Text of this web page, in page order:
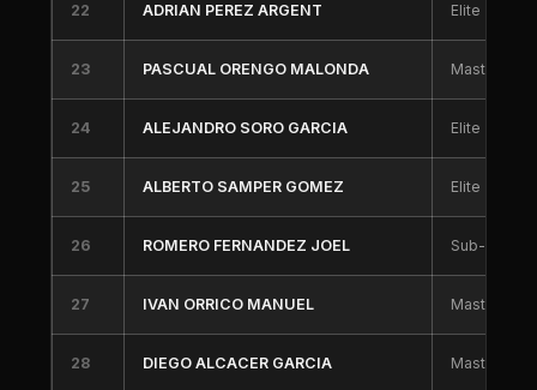
22 ADRIAN PEREZ ARGENT Elite
23 PASCUAL ORENGO MALONDA Master 60
24 ALEJANDRO SORO GARCIA Elite
25 ALBERTO SAMPER GOMEZ Elite
26 ROMERO FERNANDEZ JOEL Sub-23
27 IVAN ORRICO MANUEL Master 30
28 DIEGO ALCACER GARCIA Master 40